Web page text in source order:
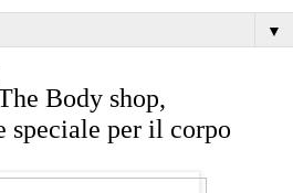
▼
Body shop,
speciale per il corpo